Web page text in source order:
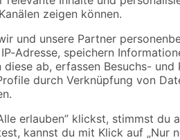
3,59€ 4
Man öffnet eine
die frisch
unseren